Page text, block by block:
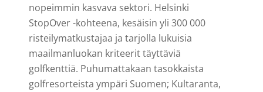
nopeimmin kasvava sektori. Helsinki
StopOver -kohteena, kesäisin yli 300 000
risteilymatkustajaa ja tarjolla lukuisia
maailmanluokan kriteerit täyttäviä
golfkenttiä. Puhumattakaan tasokkaista
golfresorteista ympäri Suomen; Kultaranta,